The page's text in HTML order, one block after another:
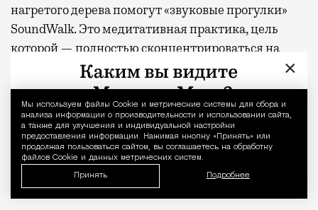
Уведомление
Мы используем файлы Сookie и метрические системы для сбора и
анализа информации о производительности и использовании сайта,
а также для улучшения и индивидуальной настройки
предоставления информации. Нажимая кнопку «Принять» или
продолжая пользоваться сайтом, вы соглашаетесь на обработку
файлов Cookie и данных метрических систем.
Принять Подробнее
нагретого дерева помогут «звуковые прогулки»
SoundWalk. Это медитативная практика, цель
которой — полностью сконцентрироваться на
звуках. Ее можно запустить где угодно, но парк
или лес — лучшее место для расслабления. Ведь
если звуки воспринимаются как безопасные,
активность симпатической нервной системы
(«бей или беги») снижается, а парасимпатической,
отвечающей за восстановление организма,
наоборот, усиливается.
×